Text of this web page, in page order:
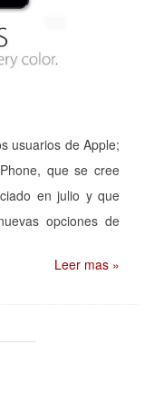
usuarios de Apple;
que se cree
en julio y que
opciones de
Leer mas »